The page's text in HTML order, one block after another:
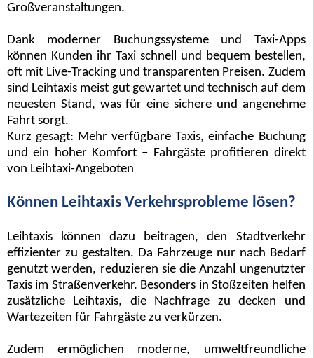
Großveranstaltungen.
Dank moderner Buchungssysteme und Taxi-Apps
können Kunden ihr Taxi schnell und bequem bestellen,
oft mit Live-Tracking und transparenten Preisen. Zudem
sind Leihtaxis meist gut gewartet und technisch auf dem
neuesten Stand, was für eine sichere und angenehme
Fahrt sorgt.
Kurz gesagt: Mehr verfügbare Taxis, einfache Buchung
und ein hoher Komfort – Fahrgäste profitieren direkt
von Leihtaxi-Angeboten
Können Leihtaxis Verkehrsprobleme lösen?
Leihtaxis können dazu beitragen, den Stadtverkehr
effizienter zu gestalten. Da Fahrzeuge nur nach Bedarf
genutzt werden, reduzieren sie die Anzahl ungenutzter
Taxis im Straßenverkehr. Besonders in Stoßzeiten helfen
zusätzliche Leihtaxis, die Nachfrage zu decken und
Wartezeiten für Fahrgäste zu verkürzen.
Zudem ermöglichen moderne, umweltfreundliche